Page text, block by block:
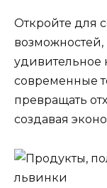
Откройте для
возможностей,
удивительное
современные
превращать
создавая